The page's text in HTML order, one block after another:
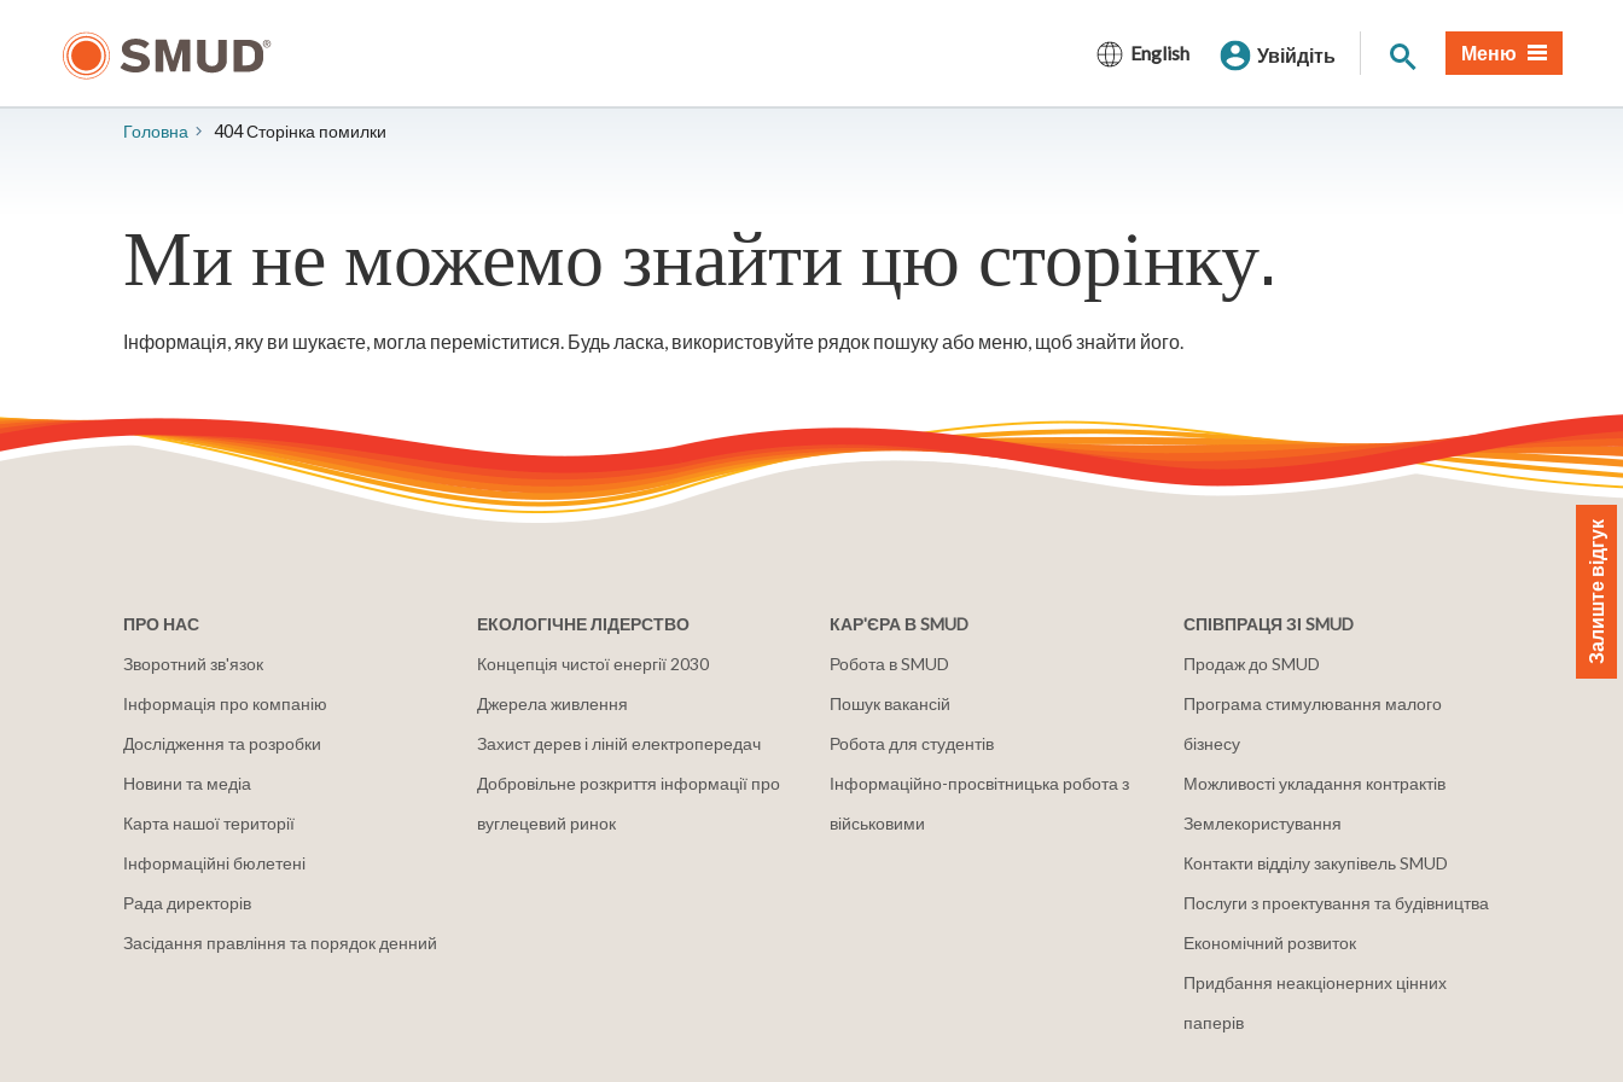
основного
English Увійдіть Пошук по сайту
Меню
Головна 404 Сторінка помилки
Ми не можемо знайти цю сторінку.
Інформація, яку ви шукаєте, могла переміститися. Будь ласка, використовуйте рядок пошуку або меню, щоб знайти його.
ПРО НАС
Зворотний зв'язок
Інформація про компанію
Дослідження та розробки
Новини та медіа
Карта нашої території
Інформаційні бюлетені
Рада директорів
Засідання правління та порядок денний
ЕКОЛОГІЧНЕ ЛІДЕРСТВО
Концепція чистої енергії 2030
Джерела живлення
Захист дерев і ліній електропередач
Добровільне розкриття інформації про
вуглецевий ринок
КАР'ЄРА В SMUD
Робота в SMUD
Пошук вакансій
Робота для студентів
Інформаційно-просвітницька робота з
військовими
СПІВПРАЦЯ ЗІ SMUD
Продаж до SMUD
Програма стимулювання малого
бізнесу
Можливості укладання контрактів
Землекористування
Контакти відділу закупівель SMUD
Послуги з проектування та будівництва
Економічний розвиток
Придбання неакціонерних цінних
паперів
Залиште відгук